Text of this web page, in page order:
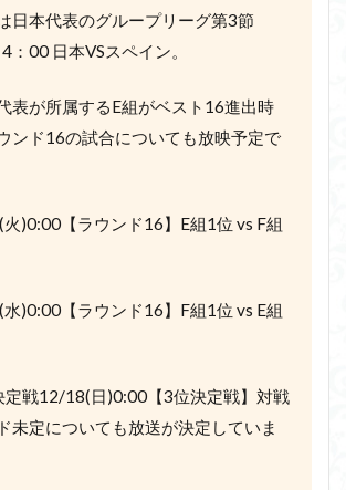
日本代表のグループリーグ第3節
：00 日本VSスペイン。
表が所属するE組がベスト16進出時
ンド16の試合についても放映予定で
)0:00【ラウンド16】E組1位 vs F組
)0:00【ラウンド16】F組1位 vs E組
定戦12/18(日)0:00【3位決定戦】対戦
未定についても放送が決定していま